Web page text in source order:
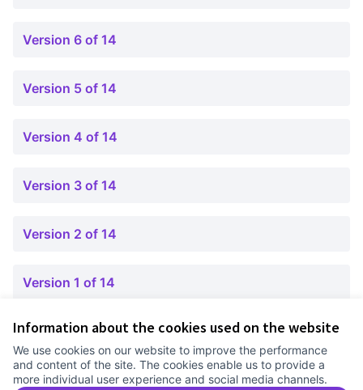
Information about the cookies used on the website
We use cookies on our website to improve the performance
and content of the site. The cookies enable us to provide a
more individual user experience and social media channels.
Version 6 of 14
Version 5 of 14
Version 4 of 14
Version 3 of 14
Version 2 of 14
Version 1 of 14
Cookie settings
Comunitat Canòdrom at Facebook
(External link)
Comunitat Canòdrom at Instagram
(External link)
Comunitat Canòdrom at YouTube
(External link)
English
Triar la llenguaElegir el idiomaChoose language